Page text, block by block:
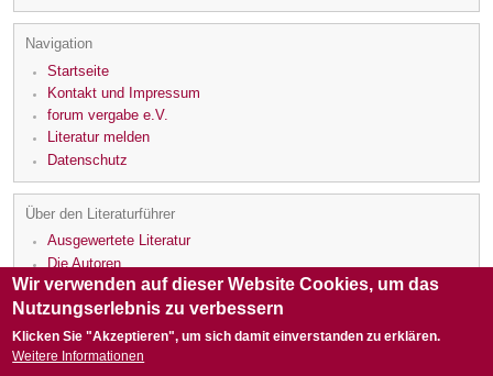
Navigation
Startseite
Kontakt und Impressum
forum vergabe e.V.
Literatur melden
Datenschutz
Über den Literaturführer
Ausgewertete Literatur
Die Autoren
Die Rezensenten
Wir verwenden auf dieser Website Cookies, um das
Nutzungserlebnis zu verbessern
Klicken Sie "Akzeptieren", um sich damit einverstanden zu erklären.
Weitere Informationen